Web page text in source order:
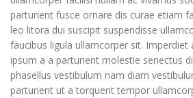
parturient fusce ornare dis curae etiam
leo litora dui suscipit suspendisse
faucibus ligula ullamcorper sit. Imperdiet
ipsum a a parturient molestie senectus
phasellus vestibulum nam diam
parturient ut a torquent tempor